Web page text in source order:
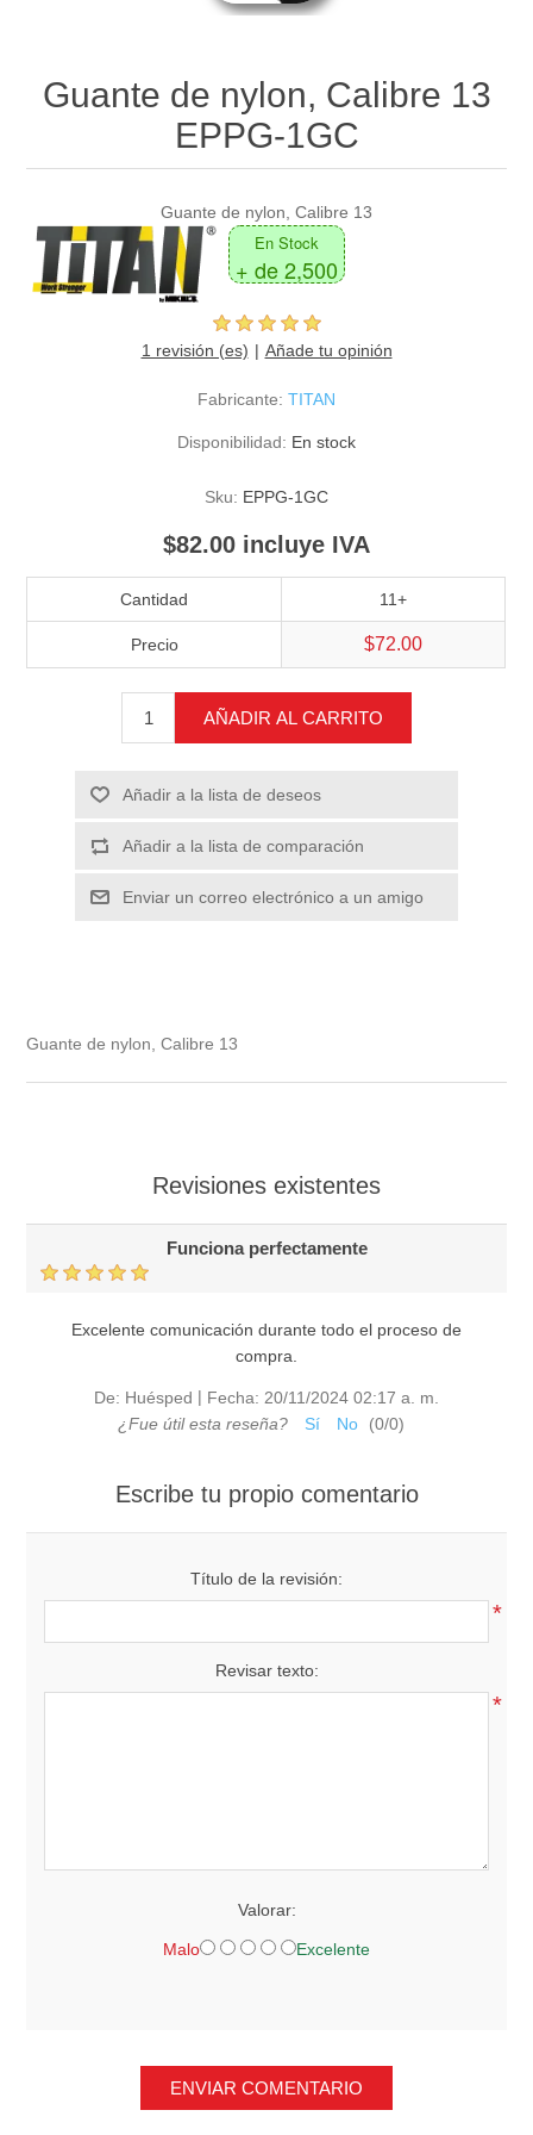
Guante de nylon, Calibre 13
EPPG-1GC
Guante de nylon, Calibre 13
En Stock
+ de 2,500
1 revisión (es) Añade tu opinión
Fabricante: TITAN
Disponibilidad: En stock
Sku: EPPG-1GC
$82.00 incluye IVA
Cantidad 11+
Precio $72.00
AÑADIR AL CARRITO
Añadir a la lista de deseos
Añadir a la lista de comparación
Enviar un correo electrónico a un amigo
Guante de nylon, Calibre 13
Revisiones existentes
Funciona perfectamente
Excelente comunicación durante todo el proceso de
compra.
De: Huésped | Fecha: 20/11/2024 02:17 a. m.
¿Fue útil esta reseña?
Sí No (0/0)
Escribe tu propio comentario
Título de la revisión:
*
Revisar texto:
*
Valorar:
Malo Excelente
ENVIAR COMENTARIO